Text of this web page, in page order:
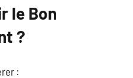
le Bon
?
: